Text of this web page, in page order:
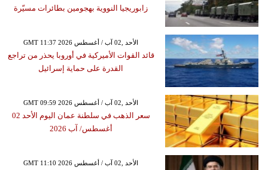
زابوريجيا النووية بهجومين بطائرات مسيّرة
GMT 11:37 2026 الأحد ,02 آب / أغسطس
قائد القوات الأميركية في أوروبا يحذر من تراجع
القدرة على حماية إسرائيل
GMT 09:59 2026 الأحد ,02 آب / أغسطس
سعر الذهب في سلطنة عمان اليوم الأحد 02
أغسطس/ آب 2026
GMT 11:10 2026 الأحد ,02 آب / أغسطس